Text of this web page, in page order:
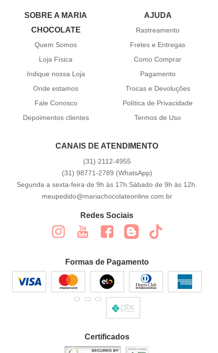
SOBRE A MARIA
CHOCOLATE
Quem Somos
Loja Física
Indique nossa Loja
Onde estamos
Fale Conosco
Depoimentos clientes
AJUDA
Rastreamento
Fretes e Entregas
Como Comprar
Pagamento
Trocas e Devoluções
Política de Privacidade
Termos de Uso
CANAIS DE ATENDIMENTO
(31) 2112-4955
(31) 98771-2789 (WhatsApp)
Segunda a sexta-feira de 9h às 17h.Sábado de 9h às 12h.
meupedido@mariachocolateonline.com.br
Redes Sociais
Formas de Pagamento
Certificados